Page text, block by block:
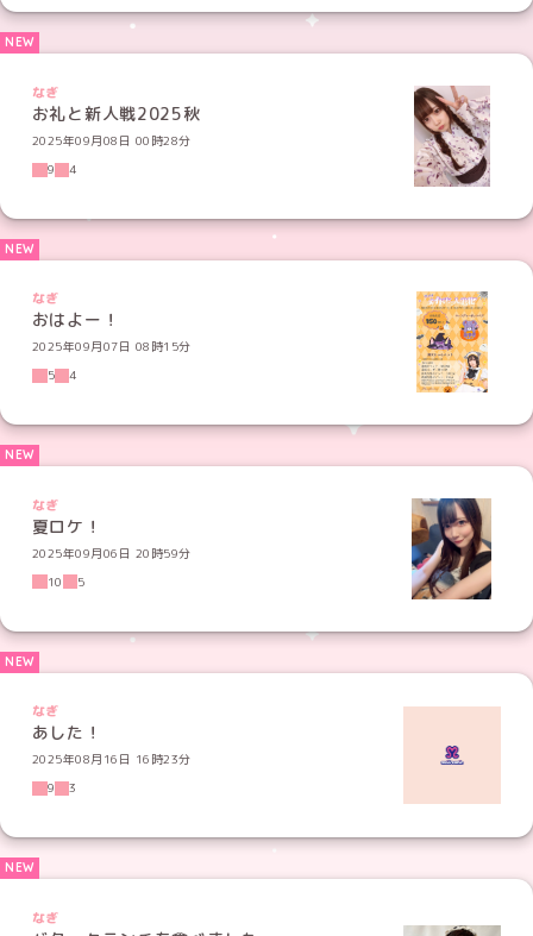
なぎ
お礼と新人戦2025秋
2025年09月08日 00時28分
9
4
なぎ
おはよー！
2025年09月07日 08時15分
5
4
なぎ
夏ロケ！
2025年09月06日 20時59分
10
5
なぎ
あした！
2025年08月16日 16時23分
9
3
なぎ